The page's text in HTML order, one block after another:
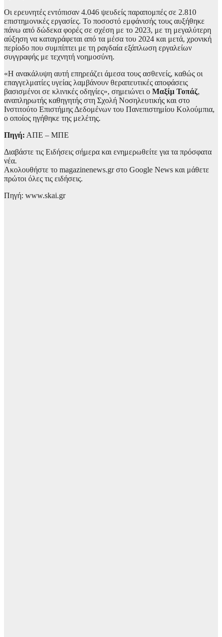
Οι ερευνητές εντόπισαν 4.046 ψευδείς παραπομπές σε 2.810
επιστημονικές εργασίες. Το ποσοστό εμφάνισής τους αυξήθηκε
πάνω από δώδεκα φορές σε σχέση με το 2023, με τη μεγαλύτερη
αύξηση να καταγράφεται από τα μέσα του 2024 και μετά, χρονική
περίοδο που συμπίπτει με τη ραγδαία εξάπλωση εργαλείων
συγγραφής με τεχνητή νοημοσύνη.
«Η ανακάλυψη αυτή επηρεάζει άμεσα τους ασθενείς, καθώς οι
επαγγελματίες υγείας λαμβάνουν θεραπευτικές αποφάσεις
βασισμένοι σε κλινικές οδηγίες», σημειώνει ο Μαξίμ Τοπάζ,
αναπληρωτής καθηγητής στη Σχολή Νοσηλευτικής και στο
Ινστιτούτο Επιστήμης Δεδομένων του Πανεπιστημίου Κολούμπια,
ο οποίος ηγήθηκε της μελέτης.
Πηγή: ΑΠΕ – ΜΠΕ
Διαβάστε τις Ειδήσεις σήμερα και ενημερωθείτε για τα πρόσφατα
νέα.
Ακολουθήστε το magazinenews.gr στο Google News και μάθετε
πρώτοι όλες τις ειδήσεις.
Πηγή: www.skai.gr